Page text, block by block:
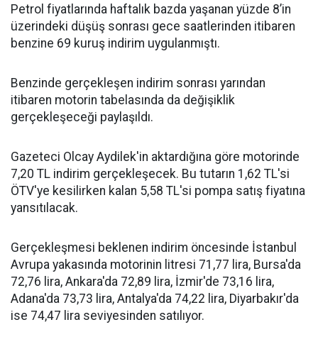
Petrol fiyatlarında haftalık bazda yaşanan yüzde 8’in
üzerindeki düşüş sonrası gece saatlerinden itibaren
benzine 69 kuruş indirim uygulanmıştı.
Benzinde gerçekleşen indirim sonrası yarından
itibaren motorin tabelasında da değişiklik
gerçekleşeceği paylaşıldı.
Gazeteci Olcay Aydilek'in aktardığına göre motorinde
7,20 TL indirim gerçekleşecek. Bu tutarın 1,62 TL'si
ÖTV'ye kesilirken kalan 5,58 TL'si pompa satış fiyatına
yansıtılacak.
Gerçekleşmesi beklenen indirim öncesinde İstanbul
Avrupa yakasında motorinin litresi 71,77 lira, Bursa'da
72,76 lira, Ankara'da 72,89 lira, İzmir'de 73,16 lira,
Adana'da 73,73 lira, Antalya'da 74,22 lira, Diyarbakır'da
ise 74,47 lira seviyesinden satılıyor.